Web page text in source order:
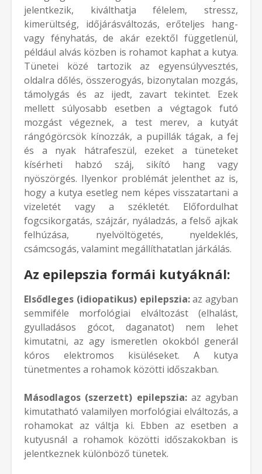
jelentkezik, kiválthatja félelem, stressz,
kimerültség, időjárásváltozás, erőteljes hang-
vagy fényhatás, de akár ezektől függetlenül,
például alvás közben is rohamot kaphat a kutya.
Tünetei közé tartozik az egyensúlyvesztés,
oldalra dőlés, összerogyás, bizonytalan mozgás,
támolygás és az ijedt, zavart tekintet. Ezek
mellett súlyosabb esetben a végtagok futó
mozgást végeznek, a test merev, a kutyát
rángógörcsök kínozzák, a pupillák tágak, a fej
és a nyak hátrafeszül, ezeket a tüneteket
kísérheti habzó száj, sikító hang vagy
nyöszörgés. Ilyenkor problémát jelenthet az is,
hogy a kutya esetleg nem képes visszatartani a
vizeletét vagy a székletét. Előfordulhat
fogcsikorgatás, szájzár, nyáladzás, a felső ajkak
felhúzása, nyelvöltögetés, nyeldeklés,
csámcsogás, valamint megállíthatatlan járkálás.
Az epilepszia formái kutyáknál:
Elsődleges (idiopatikus) epilepszia:az agyban
semmiféle morfológiai elváltozást (elhalást,
gyulladásos gócot, daganatot) nem lehet
kimutatni, az agy ismeretlen okokból generál
kóros elektromos kisüléseket. A kutya
tünetmentes a rohamok közötti időszakban.
Másodlagos (szerzett) epilepszia:az agyban
kimutatható valamilyen morfológiai elváltozás, a
rohamokat az váltja ki. Ebben az esetben a
kutyusnál a rohamok közötti időszakokban is
jelentkeznek különböző tünetek.